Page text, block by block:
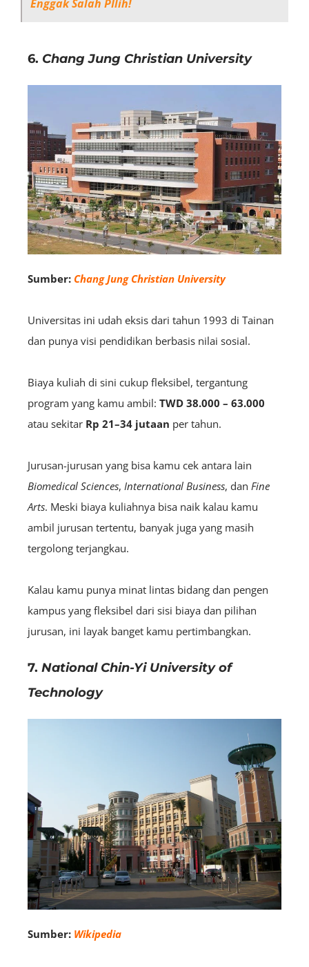
Enggak Salah PIlih!
6. Chang Jung Christian University
Sumber: Chang Jung Christian University
Universitas ini udah eksis dari tahun 1993 di Tainan
dan punya visi pendidikan berbasis nilai sosial.
Biaya kuliah di sini cukup fleksibel, tergantung
program yang kamu ambil: TWD 38.000 – 63.000
atau sekitar Rp 21–34 jutaan per tahun.
Jurusan-jurusan yang bisa kamu cek antara lain
Biomedical Sciences, International Business, dan Fine
Arts. Meski biaya kuliahnya bisa naik kalau kamu
ambil jurusan tertentu, banyak juga yang masih
tergolong terjangkau.
Kalau kamu punya minat lintas bidang dan pengen
kampus yang fleksibel dari sisi biaya dan pilihan
jurusan, ini layak banget kamu pertimbangkan.
7. National Chin-Yi University of
Technology
Sumber: Wikipedia